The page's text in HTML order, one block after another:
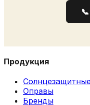
Продукция
Оправы
Бренды